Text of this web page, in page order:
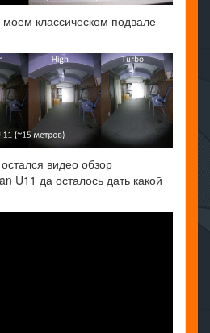
моем классическом подвале-
видео обзор
U11 да осталось дать какой